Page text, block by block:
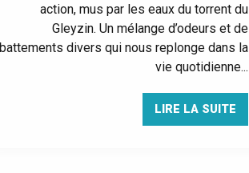
action, mus par les eaux du torrent du
Gleyzin. Un mélange d’odeurs et de
battements divers qui nous replonge dans la
vie quotidienne...
LIRE LA SUITE